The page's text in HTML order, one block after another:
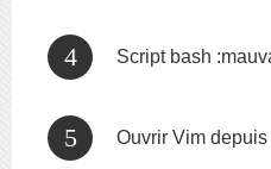
Script bash
Ouvrir Vim